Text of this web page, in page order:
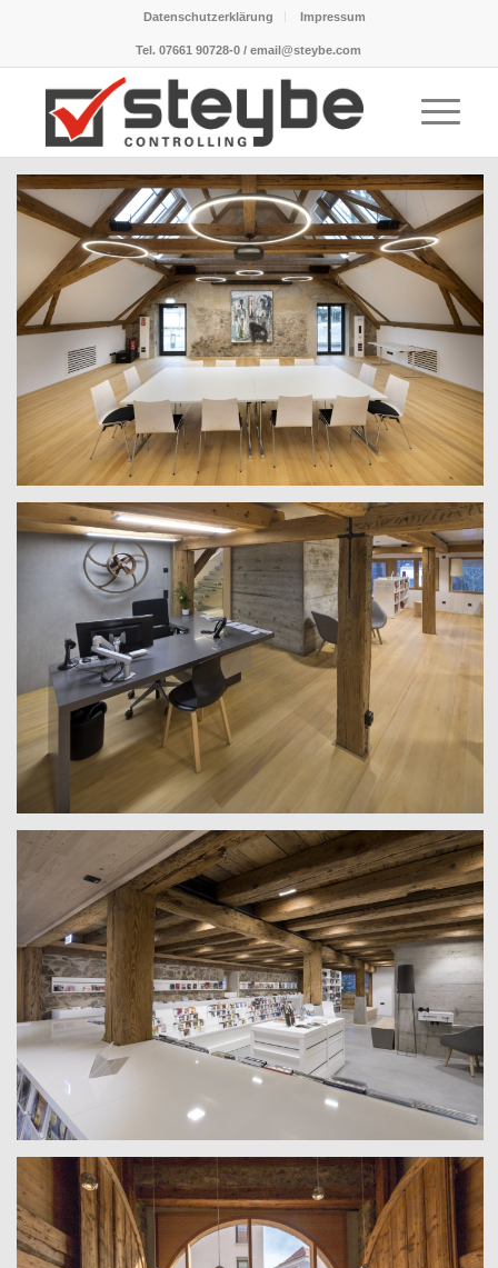
Datenschutzerklärung Impressum
Tel. 07661 90728-0 / email@steybe.com